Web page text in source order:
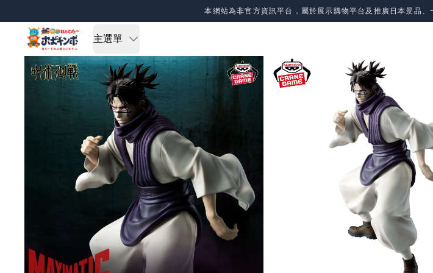
本網站為非官方資訊平台，屬於展示購物平台及推廣日本景品
主選單